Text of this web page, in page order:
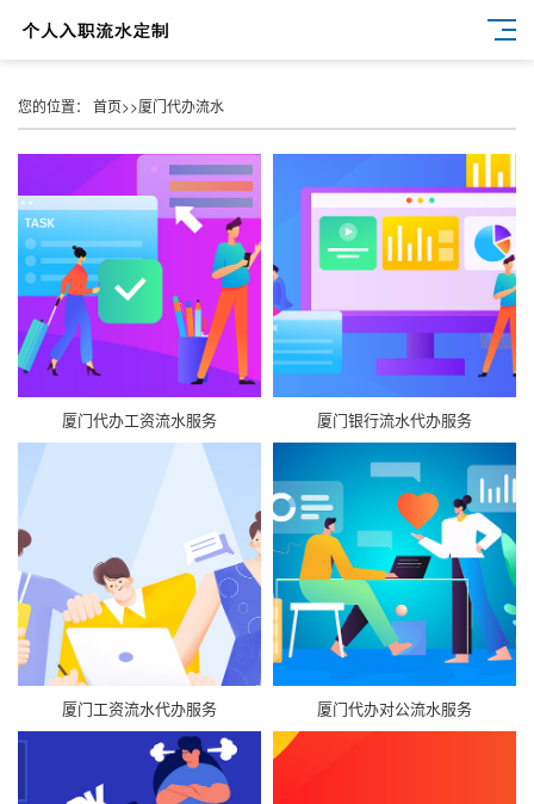
您的位置： 首页>>厦门代办流水
厦门代办工资流水服务 厦门银行流水代办服务
厦门工资流水代办服务 厦门代办对公流水服务